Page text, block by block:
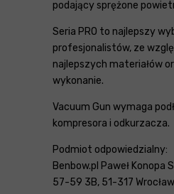
podający sprężone
Seria PRO to najlepszy
profesjonalistów, ze
najlepszych materiałów
wykonanie.
Vacuum Gun wymaga
kompresora i odkurzacza.
Podmiot odpowiedzialny:
Benbow.pl Paweł Konopa
57-59 3B, 51-317